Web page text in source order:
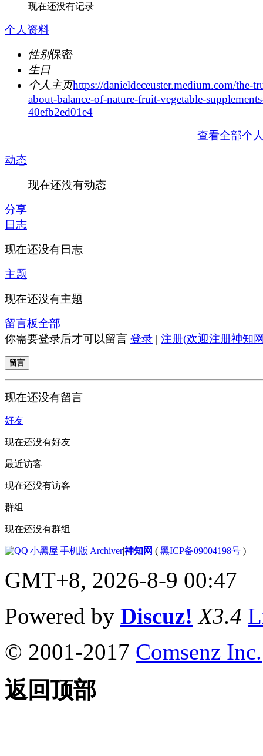
现在还没有记录
个人资料
性别保密
生日
个人主页https://danieldeceuster.medium.com/the-
about-balance-of-nature-fruit-vegetable-
40efb2ed01e4
查看全部个
动态
现在还没有动态
分享
日志
现在还没有日志
主题
现在还没有主题
留言板全部
你需要登录后才可以留言 登录 | 注册(欢迎注册神知
留言
现在还没有留言
好友
现在还没有好友
最近访客
现在还没有访客
群组
现在还没有群组
|小黑屋|手机版|Archiver|神知网 ( 黑ICP备09004198号 )
GMT+8, 2026-8-9 00:47
Powered by Discuz! X3.4
© 2001-2017 Comsenz Inc.
返回顶部